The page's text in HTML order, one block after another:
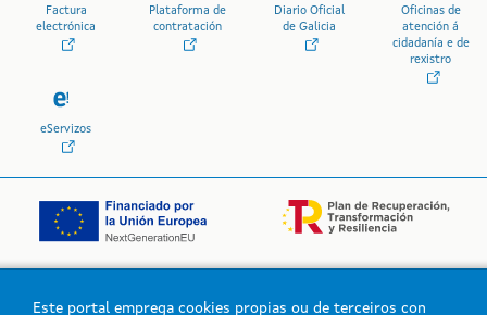
Factura
electrónica
Plataforma de
contratación
Diario Oficial
de Galicia
Oficinas de
atención á
cidadanía e de
rexistro
eServizos
Este portal emprega cookies propias ou de terceiros con